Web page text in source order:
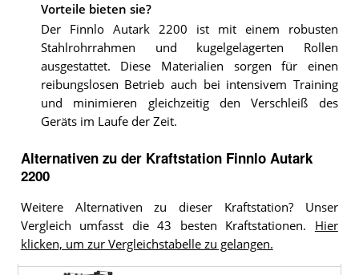
Vorteile bieten sie?
Der Finnlo Autark 2200 ist mit einem robusten
Stahlrohrrahmen und kugelgelagerten Rollen
ausgestattet. Diese Materialien sorgen für einen
reibungslosen Betrieb auch bei intensivem Training
und minimieren gleichzeitig den Verschleiß des
Geräts im Laufe der Zeit.
Alternativen zu der Kraftstation Finnlo Autark
2200
Weitere Alternativen zu dieser Kraftstation? Unser
Vergleich umfasst die 43 besten Kraftstationen. Hier
klicken, um zur Vergleichstabelle zu gelangen.